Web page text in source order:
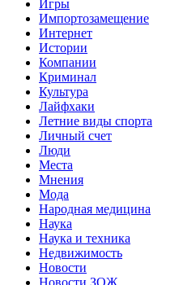
Игры
Импортозамещение
Интернет
Истории
Компании
Криминал
Культура
Лайфхаки
Летние виды спорта
Личный счет
Люди
Места
Мнения
Мода
Народная медицина
Наука
Наука и техника
Недвижимость
Новости
Новости ЗОЖ